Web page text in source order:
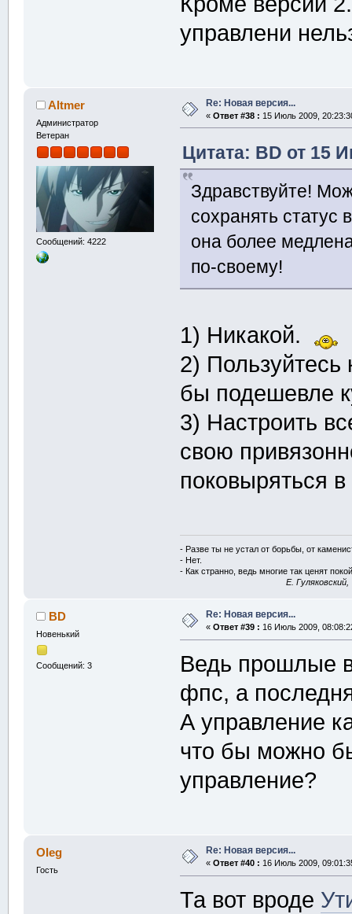
управлени
Altmer
Администратор
Ветеран
Сообщений: 4222
Re: Новая версия...
« Ответ #38 : 15 Июль 2009,
Цитата: BD от 15
Здравствуйте!
сохранять
она более
по-своему!
1) Никакой.
2) Пользуйтесь
бы подешевле
3) Настроить
свою
поковыряться
- Разве ты не устал от борьбы, от
- Нет.
- Как странно, ведь многие так ценят
E.
BD
Новенький
Сообщений: 3
Re: Новая версия...
« Ответ #39 : 16 Июль 2009,
Ведь прошлые
фпс, а
А управление
что бы можно
управление?
Oleg
Гость
Re: Новая версия...
« Ответ #40 : 16 Июль 2009,
Та вот вроде